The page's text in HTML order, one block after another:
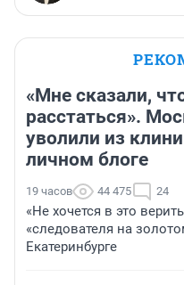
«Мне сказали,
расстаться».
уволили из
личном блоге
19 часов 44 475 24
«Не хочется в это
«следователя на
Екатеринбурге